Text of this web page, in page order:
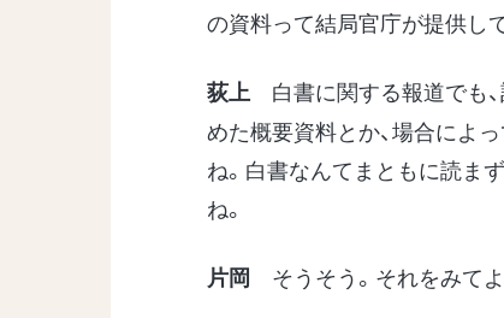
の資料って結局官庁が提供し
荻上 白書に関する報道でも
めた概要資料とか、場合によ
ね。白書なんてまともに読ま
ね。
片岡 そうそう。それをみて